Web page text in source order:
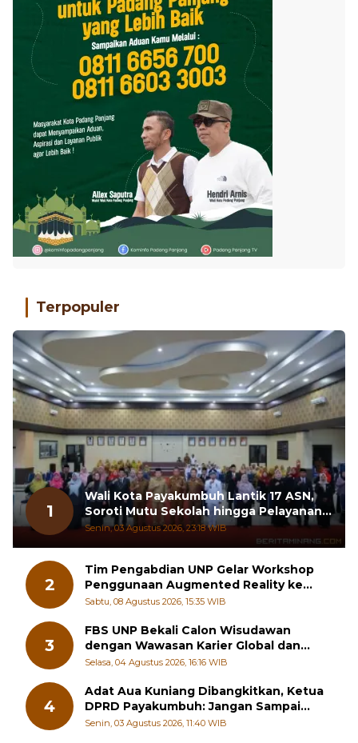
Terpopuler
1
Wali Kota Payakumbuh Lantik 17 ASN,
Soroti Mutu Sekolah hingga Pelayanan
RSUD
Senin, 03 Agustus 2026, 23:18 WIB
2
Tim Pengabdian UNP Gelar Workshop
Guru Kimia SMA di Padang Pariaman
Sabtu, 08 Agustus 2026, 15:35 WIB
3
FBS UNP Bekali Calon Wisudawan
Kewirausahaan Kreatif
Selasa, 04 Agustus 2026, 16:16 WIB
Adat Aua Kuniang Dibangkitkan, Ketua